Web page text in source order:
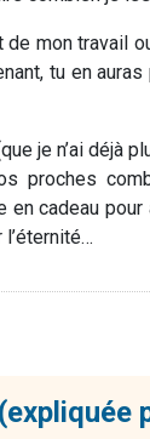
mon travail
tu en
je n’ai déjà
proches
en cadeau